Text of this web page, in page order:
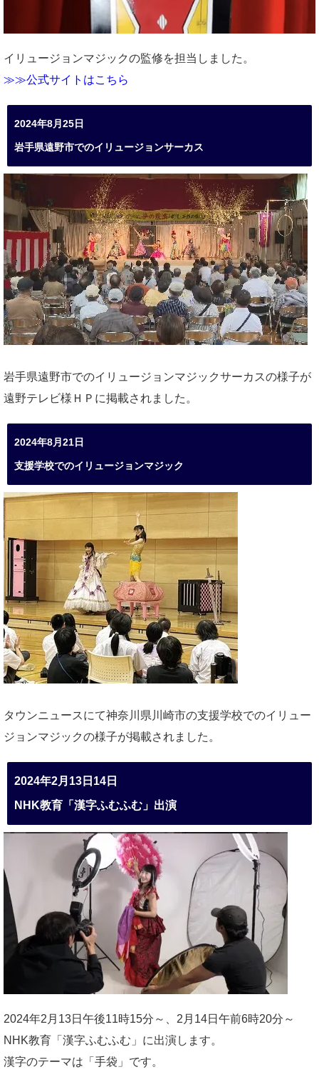
イリュージョンマジックの監修を担当しました。
≫≫公式サイトはこちら
2024年8月25日
岩手県遠野市でのイリュージョンサーカス
岩手県遠野市でのイリュージョンマジックサーカスの様子が
遠野テレビ様ＨＰに掲載されました。
2024年8月21日
支援学校でのイリュージョンマジック
タウンニュースにて神奈川県川崎市の支援学校でのイリュー
ジョンマジックの様子が掲載されました。
2024年2月13日14日
NHK教育「漢字ふむふむ」出演
2024年2月13日午後11時15分～、2月14日午前6時20分～
NHK教育「漢字ふむふむ」に出演します。
漢字のテーマは「手袋」です。